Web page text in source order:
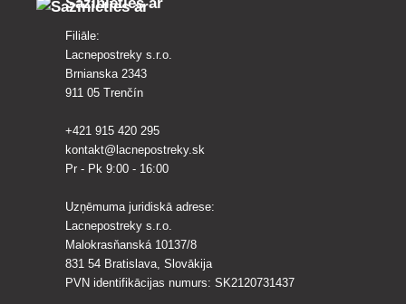
Filiāle:
Lacnepostreky s.r.o.
Brnianska 2343
911 05 Trenčín
+421 915 420 295
kontakt@lacnepostreky.sk
Pr - Pk 9:00 - 16:00
Uzņēmuma juridiskā adrese:
Lacnepostreky s.r.o.
Malokrasňanská 10137/8
831 54 Bratislava, Slovākija
PVN identifikācijas numurs: SK2120731437